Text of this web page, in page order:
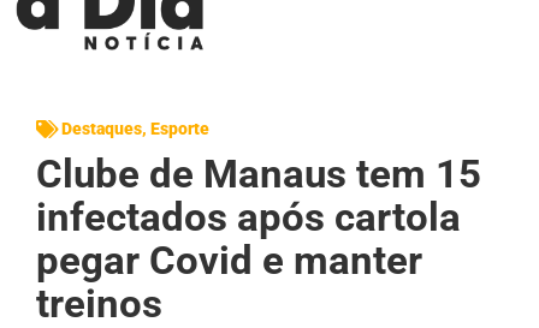
Destaques, Esporte
Clube de Manaus tem 15
infectados após cartola
pegar Covid e manter
treinos